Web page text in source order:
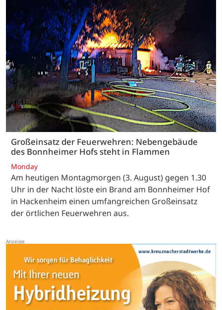
Großeinsatz der Feuerwehren: Nebengebäude
des Bonnheimer Hofs steht in Flammen
Monday
Am heutigen Montagmorgen (3. August) gegen 1.30
Uhr in der Nacht löste ein Brand am Bonnheimer Hof
in Hackenheim einen umfangreichen Großeinsatz
der örtlichen Feuerwehren aus.